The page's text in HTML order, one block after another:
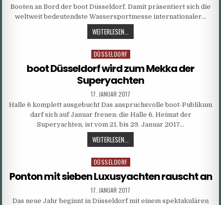
2017
Booten an Bord der boot Düsseldorf. Damit präsentiert sich die
weltweit bedeutendste Wassersportmesse internationaler…
WEITERLESEN...
DÜSSELDORF
2017
DER
HOTSPOT
FÜR
WASSERSPORT
Posted
DÜSSELDORF
boot Düsseldorf wird zum Mekka der
Superyachten
PUBLISHED
DATE:
17. JANUAR 2017
Halle 6 komplett ausgebucht Das anspruchsvolle boot-Publikum
darf sich auf Januar freuen: die Halle 6, Heimat der
Superyachten, ist vom 21. bis 29. Januar 2017…
WEITERLESEN...
DÜSSELDORF
WIRD
ZUM
MEKKA
DER
SUPERYACHTEN
Posted
in
DÜSSELDORF
Ponton mit sieben Luxusyachten rauscht an
PUBLISHED
DATE:
17. JANUAR 2017
Das neue Jahr beginnt in Düsseldorf mit einem spektakulären